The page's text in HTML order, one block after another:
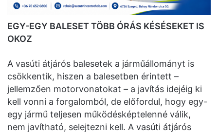
EGY-EGY BALESET TÖBB ÓRÁS KÉSÉSEKET IS
OKOZ
A vasúti átjárós balesetek a járműállományt is
csökkentik, hiszen a balesetben érintett –
jellemzően motorvonatokat – a javítás idejéig ki
kell vonni a forgalomból, de előfordul, hogy egy-
egy jármű teljesen működésképtelenné válik,
nem javítható, selejtezni kell. A vasúti átjárós